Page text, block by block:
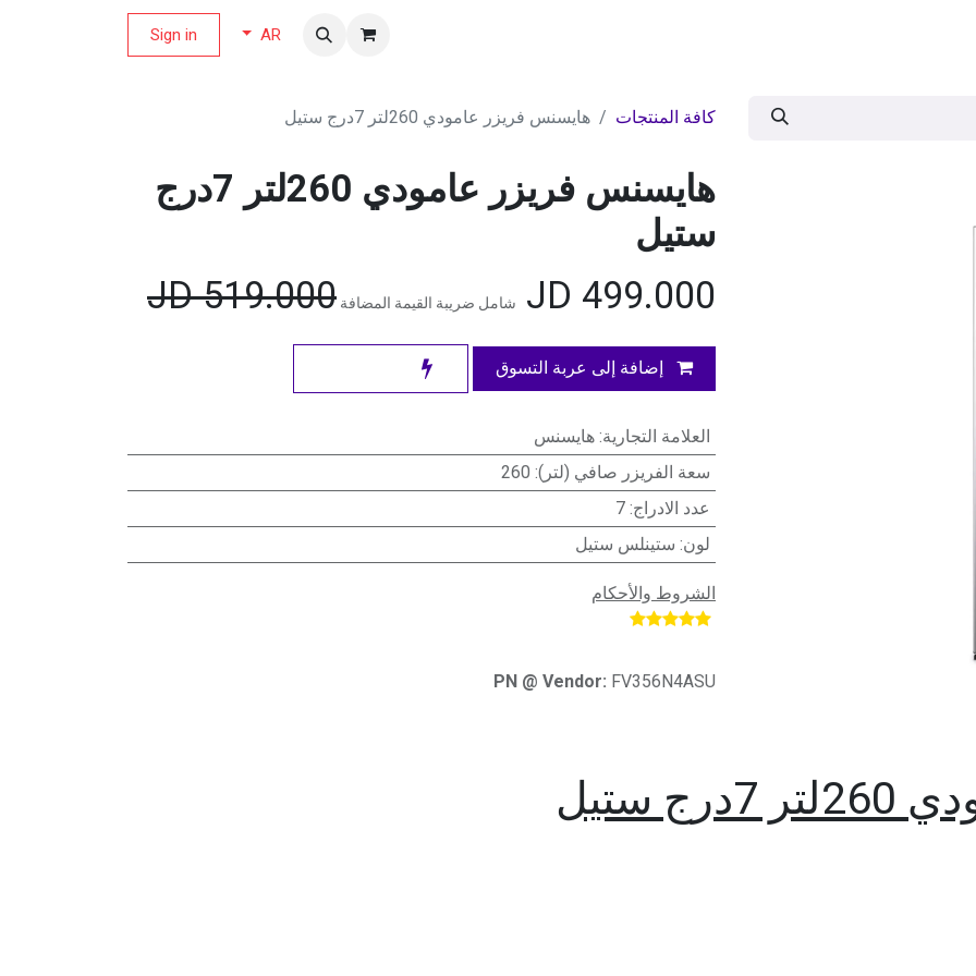
AR
Sign in
كافة المنتجات هايسنس فريزر عامودي 260لتر 7درج ستيل
هايسنس فريزر عامودي 260لتر 7درج
ستيل
499.000
شامل ضريبة القيمة المضافة 519.000
JD
إضافة إلى عربة التسوق
العلامة التجارية: هايسنس
سعة الفريزر صافي (لتر):
260
عدد الادراج:
7
لون: ستينلس ستيل
الشروط والأحكام
PN @ Vendor: FV356N4ASU
ستيل